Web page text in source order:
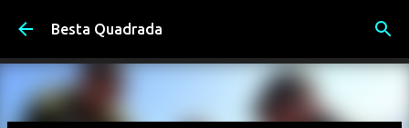
Pular para o conteúdo principal
Besta Quadrada